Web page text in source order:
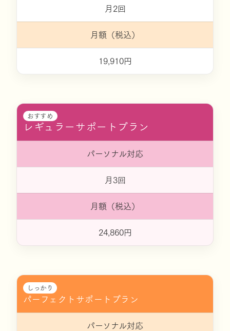
月2回
月額（税込）
19,910円
おすすめ
レギュラーサポートプラン
パーソナル対応
月3回
月額（税込）
24,860円
しっかり
パーフェクトサポートプラン
パーソナル対応